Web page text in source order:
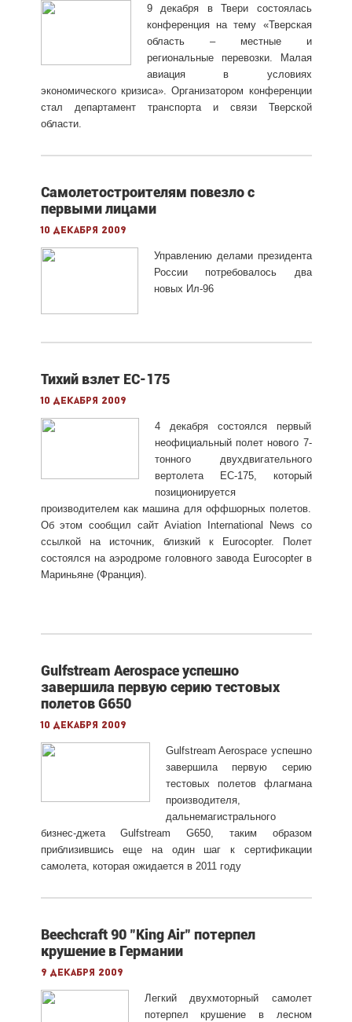
9 декабря в Твери состоялась
конференция на тему «Тверская
область – местные и
региональные перевозки. Малая
авиация в условиях
экономического кризиса». Организатором конференции
стал департамент транспорта и связи Тверской
области.
Самолетостроителям повезло с
первыми лицами
10 декабря 2009
Управлению делами президента
России потребовалось два
новых Ил-96
Тихий взлет EC-175
10 декабря 2009
4 декабря состоялся первый
неофициальный полет нового 7-
тонного двухдвигательного
вертолета EC-175, который
позиционируется
производителем как машина для оффшорных полетов.
Об этом сообщил сайт Aviation International News со
ссылкой на источник, близкий к Eurocopter. Полет
состоялся на аэродроме головного завода Eurocopter в
Мариньяне (Франция).
Gulfstream Aerospace успешно
завершила первую серию тестовых
полетов G650
10 декабря 2009
Gulfstream Aerospace успешно
завершила первую серию
тестовых полетов флагмана
производителя,
дальнемагистрального
бизнес-джета Gulfstream G650, таким образом
приблизившись еще на один шаг к сертификации
самолета, которая ожидается в 2011 году
Beechcraft 90 "King Air" потерпел
крушение в Германии
9 декабря 2009
Легкий двухмоторный самолет
потерпел крушение в лесном